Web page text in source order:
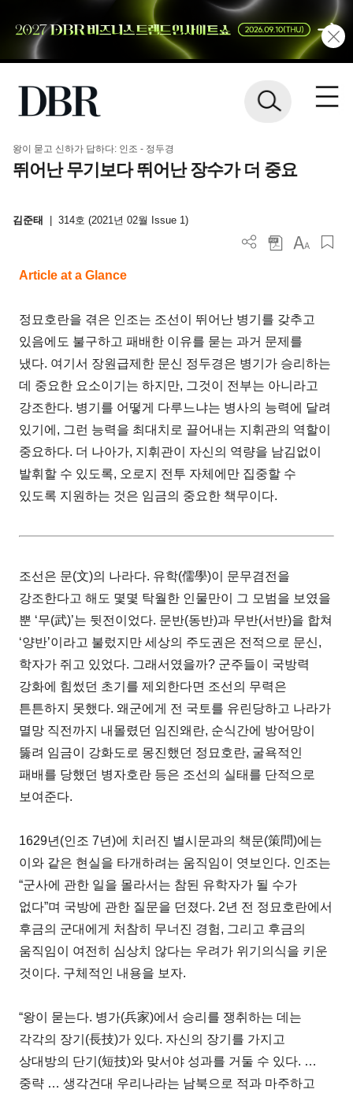
왕이 묻고 신하가 답하다: 인조 - 정두경
뛰어난 무기보다 뛰어난 장수가 더 중요
김준태 314호 (2021년 02월 Issue 1)
Article at a Glance
정묘호란을 겪은 인조는 조선이 뛰어난 병기를 갖추고
있음에도 불구하고 패배한 이유를 묻는 과거 문제를
냈다. 여기서 장원급제한 문신 정두경은 병기가 승리하는
데 중요한 요소이기는 하지만, 그것이 전부는 아니라고
강조한다. 병기를 어떻게 다루느냐는 병사의 능력에 달려
있기에, 그런 능력을 최대치로 끌어내는 지휘관의 역할이
중요하다. 더 나아가, 지휘관이 자신의 역량을 남김없이
발휘할 수 있도록, 오로지 전투 자체에만 집중할 수
있도록 지원하는 것은 임금의 중요한 책무이다.
조선은 문(文)의 나라다. 유학(儒學)이 문무겸전을
강조한다고 해도 몇몇 탁월한 인물만이 그 모범을 보였을
뿐 ‘무(武)’는 뒷전이었다. 문반(동반)과 무반(서반)을 합쳐
‘양반’이라고 불렀지만 세상의 주도권은 전적으로 문신,
학자가 쥐고 있었다. 그래서였을까? 군주들이 국방력
강화에 힘썼던 초기를 제외한다면 조선의 무력은
튼튼하지 못했다. 왜군에게 전 국토를 유린당하고 나라가
멸망 직전까지 내몰렸던 임진왜란, 순식간에 방어망이
뚫려 임금이 강화도로 몽진했던 정묘호란, 굴욕적인
패배를 당했던 병자호란 등은 조선의 실태를 단적으로
보여준다.
1629년(인조 7년)에 치러진 별시문과의 책문(策問)에는
이와 같은 현실을 타개하려는 움직임이 엿보인다. 인조는
“군사에 관한 일을 몰라서는 참된 유학자가 될 수가
없다”며 국방에 관한 질문을 던졌다. 2년 전 정묘호란에서
후금의 군대에게 처참히 무너진 경험, 그리고 후금의
움직임이 여전히 심상치 않다는 우려가 위기의식을 키운
것이다. 구체적인 내용을 보자.
“왕이 묻는다. 병가(兵家)에서 승리를 쟁취하는 데는
각각의 장기(長技)가 있다. 자신의 장기를 가지고
상대방의 단기(短技)와 맞서야 성과를 거둘 수 있다. …
중략 … 생각건대 우리나라는 남북으로 적과 마주하고